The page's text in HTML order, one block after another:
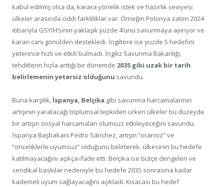
kabul edilmiş olsa da, karara yönelik istek ve hazırlık seviyesi
ülkeler arasında ciddi farklılıklar var. Örneğin Polonya zaten 2024
itibarıyla GSYİH’sinin yaklaşık yüzde 4’ünü savunmaya ayırıyor ve
kararı canı gönülden destekledi. İngiltere ise yüzde 5 hedefini
yeterince hızlı ve etkili bulmadı. İngiliz Savunma Bakanlığı,
tehditlerin hızla arttığı bir dönemde 2035 gibi uzak bir tarih
belirlemenin yetersiz olduğunu savundu.
Buna karşılık, İspanya, Belçika gibi savunma harcamalarının
artışının yaratacağı toplumsal tepkiden ürken ülkeler bu düzeyde
bir artışın sosyal harcamaları olumsuz etkileyeceğini savundu.
İspanya Başbakanı Pedro Sánchez, artışın “oransız” ve
“önceliklerle uyumsuz” olduğunu belirterek, ülkesinin bu hedefe
katılmayacağını açıkça ifade etti. Belçika ise bütçe dengeleri ve
sendikal baskılar nedeniyle bu hedefe 2035 sonrasına kadar
kademeli uyum sağlayacağını açıkladı. Kısacası bu hedef